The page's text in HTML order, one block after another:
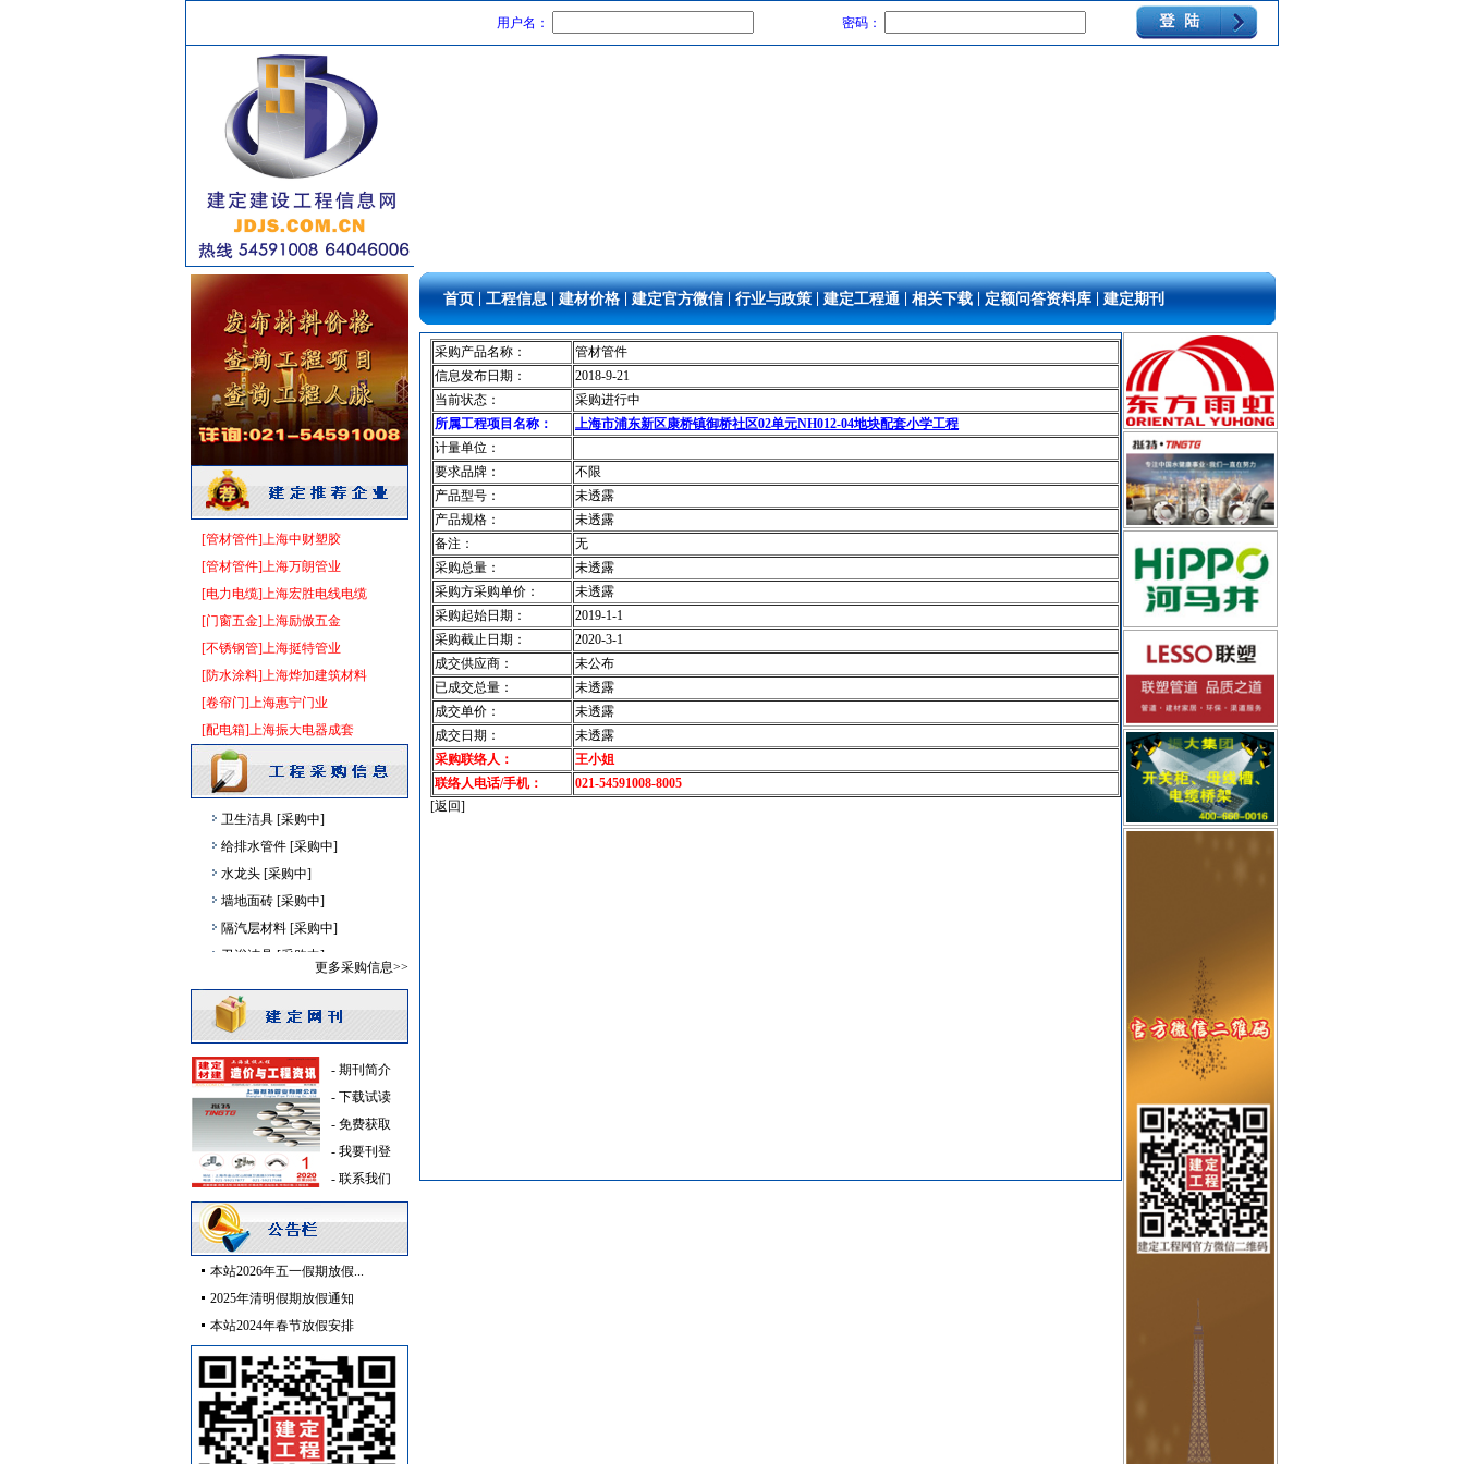
用户名： 密码：
[管材管件]上海中财塑胶
[管材管件]上海万朗管业
[电力电缆]上海宏胜电线电缆
[门窗五金]上海励傲五金
[不锈钢管]上海挺特管业
[防水涂料]上海烨加建筑材料
[卷帘门]上海惠宁门业
[配电箱]上海振大电器成套
电线电缆 [采购中]
变压器
[采购中]
供水设备光源灯具等
[采购中]
电线电缆 [采购中]
水泵 [采购中]
消防器材 [采购中]
二头隔栅射灯 [采购中]
陶瓷制品 [采购中]
管材管件
[采购中]
供水设备 [采购中]
光源灯具 [采购中]
消防稳压泵 [采购中]
矿粉
[采购中]
装饰石材
消防稳压泵 [采购中]
铝扣版 [采购中]
火灾自动报警系统 [采购中]
及各种防火器材 [采购中]
强弱电设施 [采购中]
油漆涂料 [采购中]
日光灯 [采购中]
管材管件 [采购中]
火灾自动报警系统
门窗玻璃
[采购中]
卫生洁具 [采购中]
给排水管件 [采购中]
水龙头 [采购中]
墙地面砖 [采购中]
隔汽层材料 [采购中]
卫浴洁具 [采购中]
供水设备
电线电缆
消防工程 [采购中]
筒灯 [采购中]
书桌家具景观绿化
防水防腐 [采购中]
园林设施 [采购中]
消防工程 [采购中]
砂石 [采购中]
消防火警
内外墙装饰材料 [采购中]
装饰石材 [采购中]
陶瓷制品 [采购中]
阀门组件
[采购中]
消防器材 [采购中]
电线电缆 [采购中]
变压器 [采购中]
更多采购信息>>
- 期刊简介
- 下载试读
- 免费获取
- 我要刊登
- 联系我们
本站2026年五一假期放假...
2025年清明假期放假通知
本站2024年春节放假安排
首页 工程信息 建材价格 建定官方微信 行业与政策 建定工程通 相关下载 定额问答资料库 建定期刊
采购产品名称：
管材管件
信息发布日期：
2018-9-21
当前状态：
采购进行中
所属工程项目名称：
上海市浦东新区康桥镇御桥社区02单元NH012-04地块配套小学工程
计量单位：
要求品牌：
不限
产品型号：
未透露
产品规格：
未透露
备注：
无
采购总量：
未透露
采购方采购单价：
未透露
采购起始日期：
2019-1-1
采购截止日期：
2020-3-1
成交供应商：
未公布
已成交总量：
未透露
成交单价：
未透露
成交日期：
未透露
采购联络人：
王小姐
联络人电话/手机：
021-54591008-8005
[返回]